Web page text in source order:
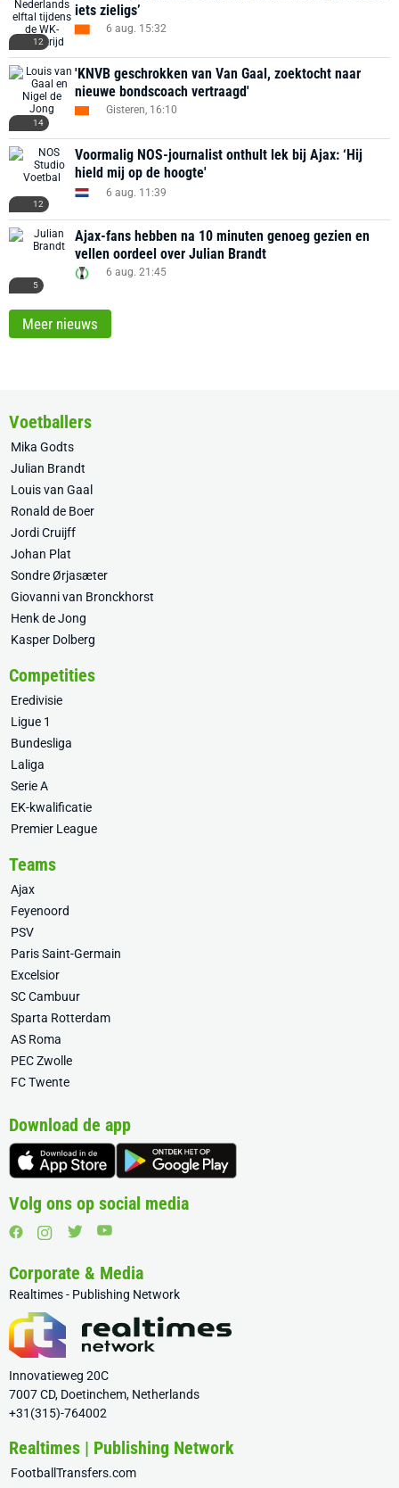
12
iets zieligs’
6 aug. 15:32
14
'KNVB geschrokken van Van Gaal, zoektocht naar
nieuwe bondscoach vertraagd'
Gisteren, 16:10
12
Voormalig NOS-journalist onthult lek bij Ajax: ‘Hij
hield mij op de hoogte'
6 aug. 11:39
5
Ajax-fans hebben na 10 minuten genoeg gezien en
vellen oordeel over Julian Brandt
6 aug. 21:45
Meer nieuws
Voetballers
Mika Godts
Julian Brandt
Louis van Gaal
Ronald de Boer
Jordi Cruijff
Johan Plat
Sondre Ørjasæter
Giovanni van Bronckhorst
Henk de Jong
Kasper Dolberg
Competities
Eredivisie
Ligue 1
Bundesliga
Laliga
Serie A
EK-kwalificatie
Premier League
Teams
Ajax
Feyenoord
PSV
Paris Saint-Germain
Excelsior
SC Cambuur
Sparta Rotterdam
AS Roma
PEC Zwolle
FC Twente
Download de app
Volg ons op social media
Corporate & Media
Realtimes - Publishing Network
Innovatieweg 20C
7007 CD, Doetinchem, Netherlands
+31(315)-764002
Realtimes | Publishing Network
FootballTransfers.com